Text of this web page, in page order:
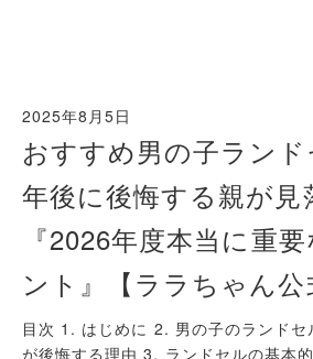
2025年8月5日
おすすめ男の子ラン
年後に後悔する親が見
『2026年度本当に重
ント』【ララちゃん公
目次 1. はじめに 2. 男の子のランドセ
が後悔する理由 3. ランドセルの基本